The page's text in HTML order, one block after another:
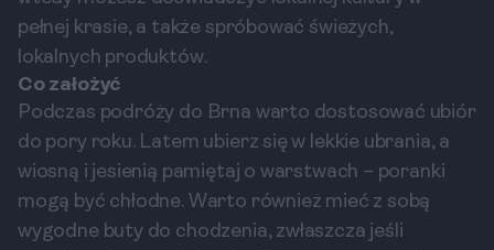
pełnej krasie, a także spróbować świeżych,
lokalnych produktów.
Co założyć
Podczas podróży do Brna warto dostosować ubiór
do pory roku. Latem ubierz się w lekkie ubrania, a
wiosną i jesienią pamiętaj o warstwach – poranki
mogą być chłodne. Warto również mieć z sobą
wygodne buty do chodzenia, zwłaszcza jeśli